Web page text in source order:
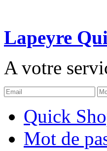
Lapeyre
A votre
Quick
Mot de